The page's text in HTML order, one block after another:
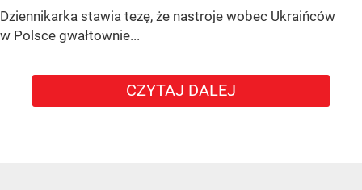
Dziennikarka stawia tezę, że nastroje wobec Ukraińców
w Polsce gwałtownie...
CZYTAJ DALEJ